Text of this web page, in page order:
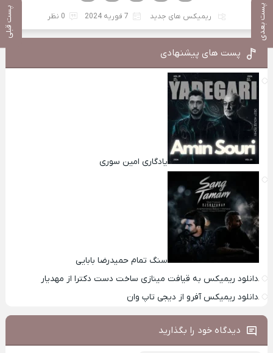
پست بعدی پست قبلی ریمیکس های جدید 7 فوریه 2024 0 نظر
پست های پیشنهادی
یادگاری امین سوری
سنگ تمام حمیدرضا بابایی
دانلود ریمیکس به قیافت مینازی ساخت دست دکترا از مهدیار
دانلود ریمیکس آفرو از ديجی تاپ وان
دیدگاه خود را بگذارید